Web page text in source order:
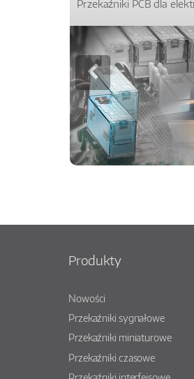
Przekaźniki PCB dla
Produkty
Nowości
Przekaźniki sygnałowe
Przekaźniki miniaturowe
Przekaźniki czasowe